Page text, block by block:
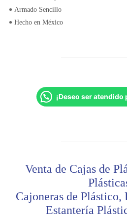
Armado Sencillo
Hecho en México
¡Deseo ser
Venta de Cajas de
Cajoneras de Plástico,
Estantería